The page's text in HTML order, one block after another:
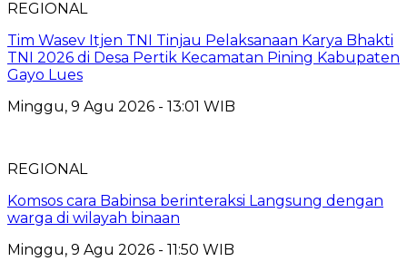
REGIONAL
Tim Wasev Itjen TNI Tinjau Pelaksanaan Karya Bhakti
TNI 2026 di Desa Pertik Kecamatan Pining Kabupaten
Gayo Lues
Minggu, 9 Agu 2026 - 13:01 WIB
REGIONAL
Komsos cara Babinsa berinteraksi Langsung dengan
warga di wilayah binaan
Minggu, 9 Agu 2026 - 11:50 WIB